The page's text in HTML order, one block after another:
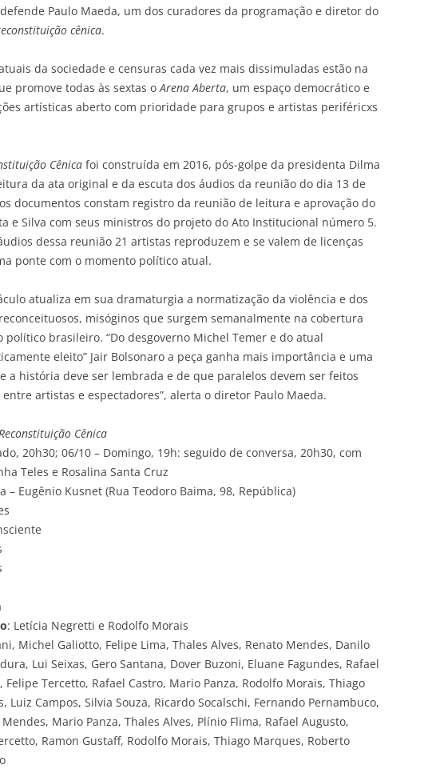
Paulo Maeda, um dos curadores da programação e diretor do
cênica.
da sociedade e censuras cada vez mais dissimuladas estão na
promove todas às sextas oArena Aberta, um espaço democrático e
artísticas aberto com prioridade para grupos e artistas periféricxs
Cênica foi construída em 2016, pós-golpe da presidenta Dilma
da ata original e da escuta dos áudios da reunião do dia 13 de
documentos constam registro da reunião de leitura e aprovação do
e Silva com seus ministros do projeto do Ato Institucional número 5.
dessa reunião 21 artistas reproduzem e se valem de licenças
ponte com o momento político atual.
atualiza em sua dramaturgia a normatização da violência e dos
misóginos que surgem semanalmente na cobertura
brasileiro. “Do desgoverno Michel Temer e do atual
eleito” Jair Bolsonaro a peça ganha mais importância e uma
a história deve ser lembrada e de que paralelos devem ser feitos
artistas e espectadores”, alerta o diretor Paulo Maeda.
Cênica
20h30; 06/10 – Domingo, 19h: seguido de conversa, 20h30, com
Teles e Rosalina Santa Cruz
– Eugênio Kusnet (Rua Teodoro Baima, 98, República)
: Letícia Negretti e Rodolfo Morais
Michel Galiotto, Felipe Lima, Thales Alves, Renato Mendes, Danilo
Lui Seixas, Gero Santana, Dover Buzoni, Eluane Fagundes, Rafael
Felipe Tercetto, Rafael Castro, Mario Panza, Rodolfo Morais, Thiago
Luiz Campos, Silvia Souza, Ricardo Socalschi, Fernando Pernambuco,
Mario Panza, Thales Alves, Plínio Flima, Rafael Augusto,
Ramon Gustaff, Rodolfo Morais, Thiago Marques, Roberto